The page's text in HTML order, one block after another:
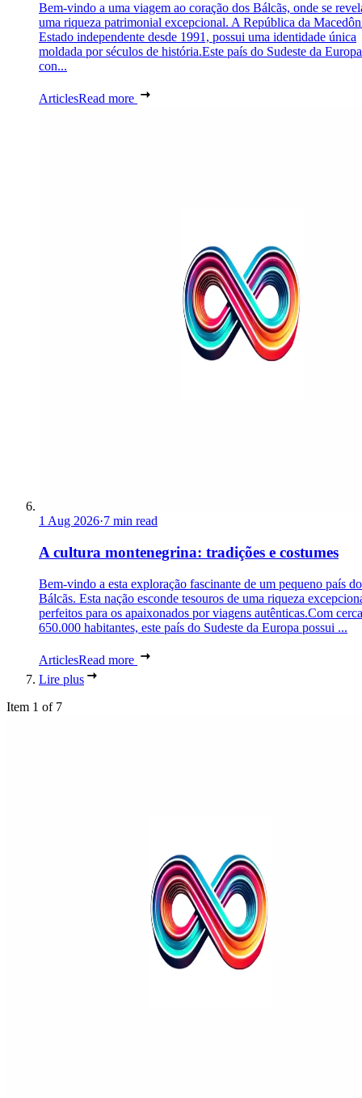
Bem-vindo a uma viagem ao coração dos Bálcãs, onde se
uma riqueza patrimonial excepcional. A República da
Estado independente desde 1991, possui uma identidade única
moldada por séculos de história.Este país do Sudeste da Europa
con...
ArticlesRead more
1 Aug 2026·7 min read
A cultura montenegrina: tradições e costumes
Bem-vindo a esta exploração fascinante de um pequeno país
Bálcãs. Esta nação esconde tesouros de uma riqueza
perfeitos para os apaixonados por viagens autênticas.Com
650.000 habitantes, este país do Sudeste da Europa possui ...
ArticlesRead more
Lire plus
Item 1 of 7